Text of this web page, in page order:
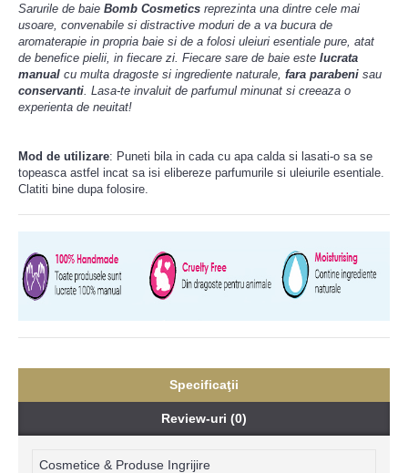
Sarurile de baie Bomb Cosmetics reprezinta una dintre cele mai
usoare, convenabile si distractive moduri de a va bucura de
aromaterapie in propria baie si de a folosi uleiuri esentiale pure, atat
de benefice pielii, in fiecare zi. Fiecare sare de baie este lucrata
manual cu multa dragoste si ingrediente naturale, fara parabeni sau
conservanti . Lasa-te invaluit de parfumul minunat si creeaza o
experienta de neuitat!
Mod de utilizare: Puneti bila in cada cu apa calda si lasati-o sa se
topeasca astfel incat sa isi elibereze parfumurile si uleiurile esentiale.
Clatiti bine dupa folosire.
Specificaţii
Review-uri (0)
Cosmetice & Produse Ingrijire